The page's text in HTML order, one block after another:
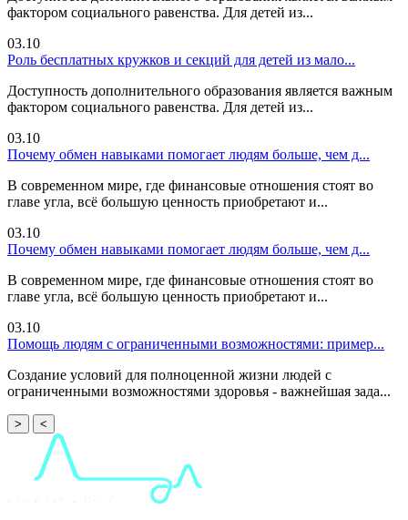
фактором социального равенства. Для детей из...
03.10
Роль бесплатных кружков и секций для детей из мало...
Доступность дополнительного образования является важным
фактором социального равенства. Для детей из...
03.10
Почему обмен навыками помогает людям больше, чем д...
В современном мире, где финансовые отношения стоят во
главе угла, всё большую ценность приобретают и...
03.10
Почему обмен навыками помогает людям больше, чем д...
В современном мире, где финансовые отношения стоят во
главе угла, всё большую ценность приобретают и...
03.10
Помощь людям с ограниченными возможностями: пример...
Создание условий для полноценной жизни людей с
ограниченными возможностями здоровья - важнейшая зада...
> <